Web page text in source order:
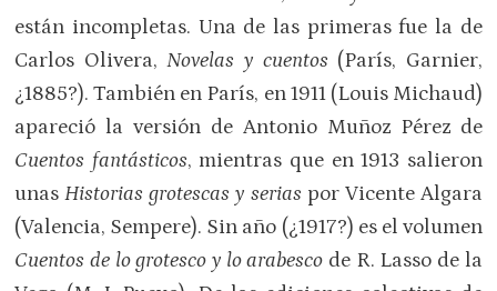
están incompletas. Una de las primeras fue la de
Carlos Olivera,Novelas y cuentos (París, Garnier,
¿1885?). También en París, en 1911 (Louis Michaud)
apareció la versión de Antonio Muñoz Pérez de
Cuentos fantásticos, mientras que en 1913 salieron
unasHistorias grotescas y serias por Vicente Algara
(Valencia, Sempere). Sin año (¿1917?) es el volumen
Cuentos de lo grotesco y lo arabesco de R. Lasso de la